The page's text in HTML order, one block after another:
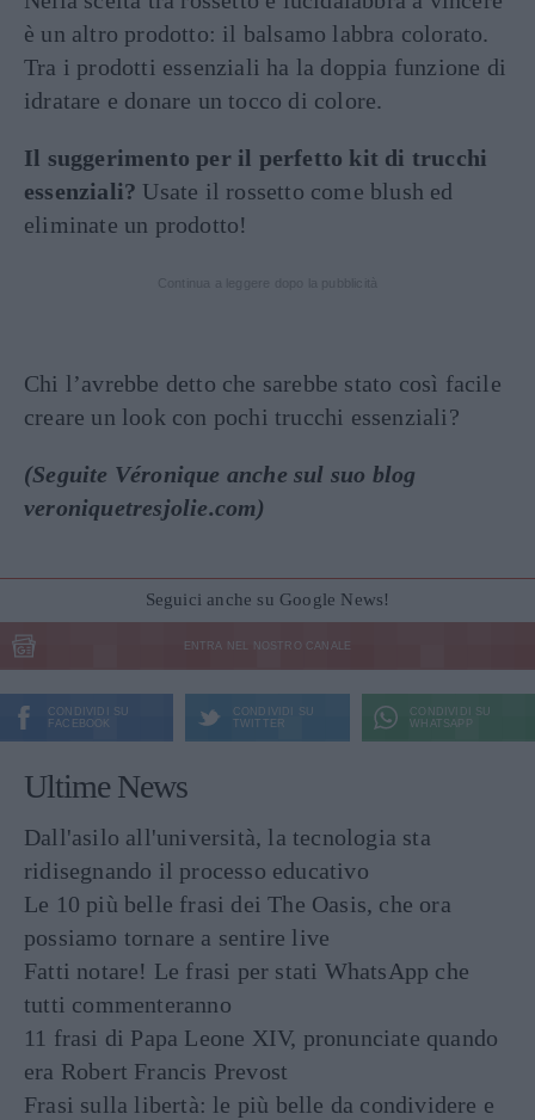
è un altro prodotto: il balsamo labbra colorato.
Tra i prodotti essenziali ha la doppia funzione di
idratare e donare un tocco di colore.
Il suggerimento per il perfetto kit di trucchi
essenziali? Usate il rossetto come blush ed
eliminate un prodotto!
Chi l’avrebbe detto che sarebbe stato così facile
creare un look con pochi trucchi essenziali?
(Seguite Véronique anche sul suo blog
veroniquetresjolie.com)
Seguici anche su Google News!
ENTRA NEL NOSTRO CANALE
CONDIVIDI SU
FACEBOOK
CONDIVIDI SU
TWITTER
CONDIVIDI SU
WHATSAPP
Ultime News
Dall'asilo all'università, la tecnologia sta
ridisegnando il processo educativo
Le 10 più belle frasi dei The Oasis, che ora
possiamo tornare a sentire live
Fatti notare! Le frasi per stati WhatsApp che
tutti commenteranno
11 frasi di Papa Leone XIV, pronunciate quando
era Robert Francis Prevost
Frasi sulla libertà: le più belle da condividere e